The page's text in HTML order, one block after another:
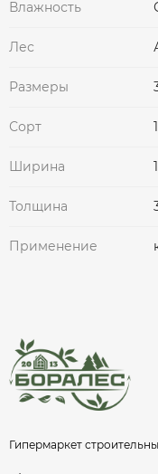
Влажность
Лес
Размеры
Сорт 1
Ширина
Толщина
Применение
Гипермаркет